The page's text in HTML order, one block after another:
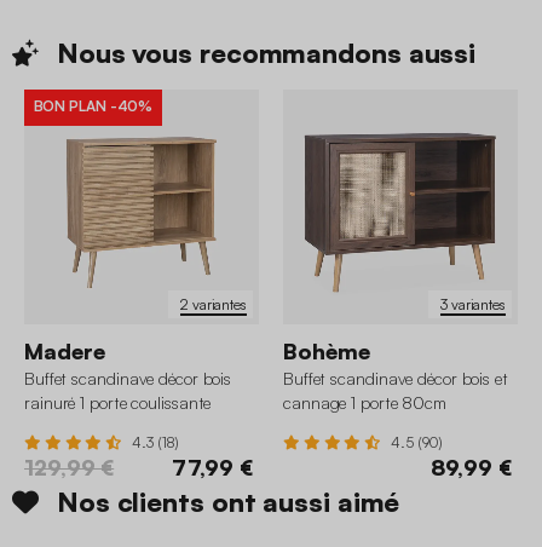
Nous vous recommandons aussi
2 variantes
BON PLAN -40%
Madere
Buffet scandinave décor bois
rainuré 1 porte coulissante
4.3 (18)
129,99 € 77,99 €
3 variantes
Bohème
Buffet scandinave décor bois et
cannage 1 porte 80cm
4.5 (90)
89,99 €
Nos clients ont aussi aimé